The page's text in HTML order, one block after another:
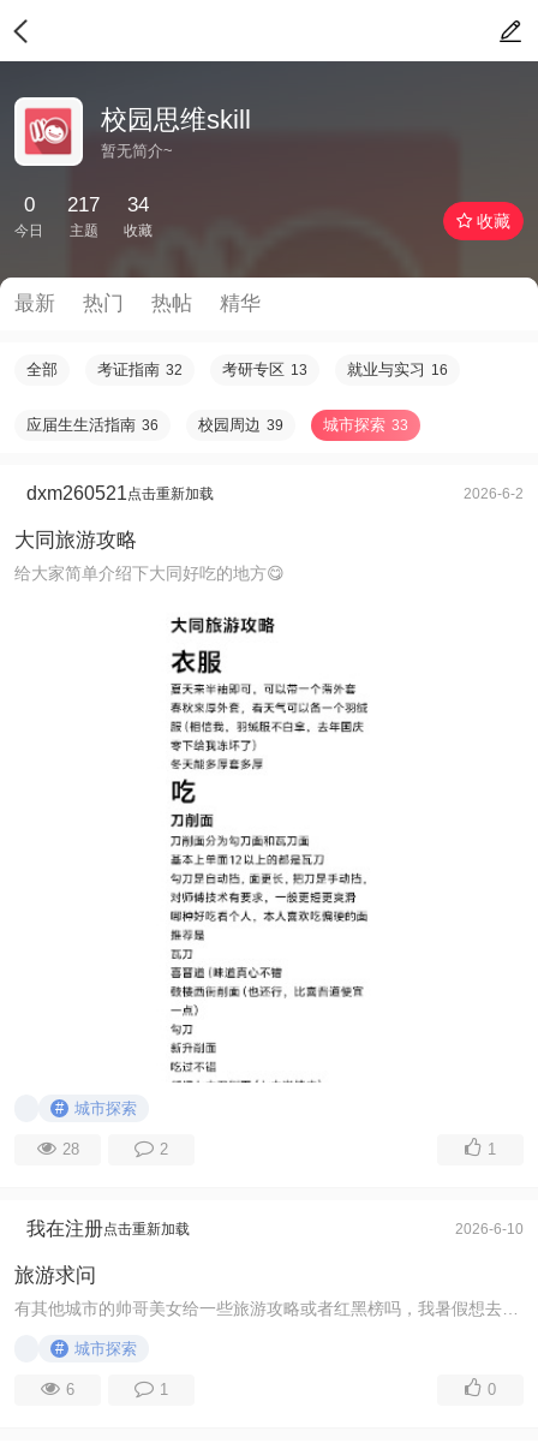
校园思维skill
暂无简介~
0
今日
217
主题
34
收藏 收藏
最新 热门 热帖 精华
全部 考证指南 32 考研专区 13 就业与实习 16
应届生生活指南 36 校园周边 39 城市探索 33
dxm260521 点击重新加载 2026-6-2
大同旅游攻略
给大家简单介绍下大同好吃的地方😋
# 城市探索
28 2 1
我在注册点击重新加载 2026-6-10
旅游求问
# 城市探索
6 1 0